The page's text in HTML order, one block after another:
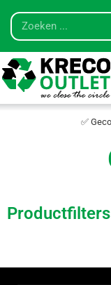
✅
Productfilters